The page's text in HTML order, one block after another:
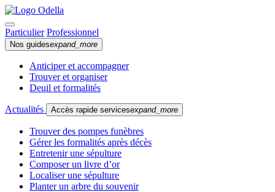
Particulier Professionnel
Nos guidesexpand_more
Anticiper et accompagner
Trouver et organiser
Deuil et formalités
Actualités Accès rapide servicesexpand_more
Trouver des pompes funèbres
Gérer les formalités après décès
Entretenir une sépulture
Composer un livre d’or
Localiser une sépulture
Planter un arbre du souvenir